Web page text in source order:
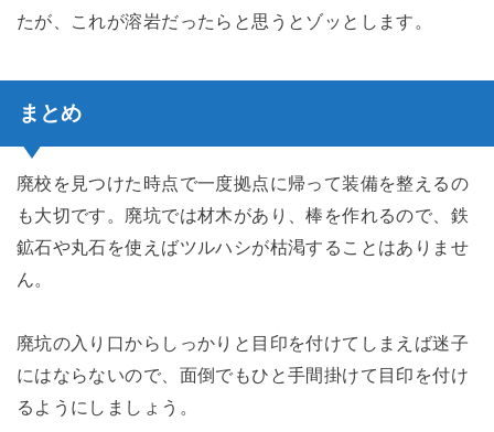
たが、これが溶岩だったらと思うとゾッとします。
まとめ
廃校を見つけた時点で一度拠点に帰って装備を整えるの
も大切です。廃坑では材木があり、棒を作れるので、鉄
鉱石や丸石を使えばツルハシが枯渇することはありませ
ん。
廃坑の入り口からしっかりと目印を付けてしまえば迷子
にはならないので、面倒でもひと手間掛けて目印を付け
るようにしましょう。